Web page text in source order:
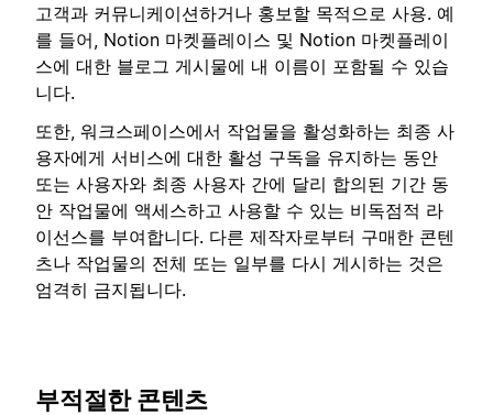
고객과 커뮤니케이션하거나 홍보할 목적으로 사용. 예
를 들어, Notion 마켓플레이스 및 Notion 마켓플레이
스에 대한 블로그 게시물에 내 이름이 포함될 수 있습
니다.
또한, 워크스페이스에서 작업물을 활성화하는 최종 사
용자에게 서비스에 대한 활성 구독을 유지하는 동안
또는 사용자와 최종 사용자 간에 달리 합의된 기간 동
안 작업물에 액세스하고 사용할 수 있는 비독점적 라
이선스를 부여합니다. 다른 제작자로부터 구매한 콘텐
츠나 작업물의 전체 또는 일부를 다시 게시하는 것은
엄격히 금지됩니다.
부적절한 콘텐츠